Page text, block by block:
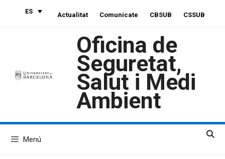
ES Actualitat Comunícate CBSUB CSSUB
Oficina de
Seguretat,
Salut i Medi
Ambient
Menú